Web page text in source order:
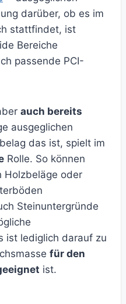
darüber, ob es im
stattfindet, ist
Bereiche
passende PCI-
auch bereits
ausgeglichen
das ist, spielt im
Rolle. So können
Holzbeläge oder
Steinuntergründe
ist lediglich darauf zu
für den
ist.